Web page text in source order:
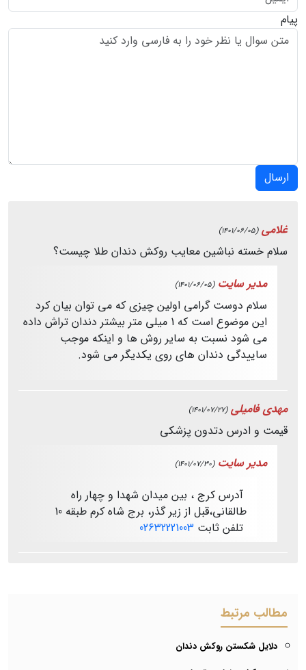
پیام
ارسال
غلامی (1401/06/05)
سلام خسته نباشین معایب روکش دندان طلا چیست؟
مدیر سایت (1401/06/05)
سلام دوست گرامی اولین چیزی که می توان بیان کرد
این موضوع است که 1 میلی متر بیشتر دندان تراش داده
می شود نسبت به سایر روش ها و اینکه موجب
ساییدگی دندان های روی یکدیگر می شود.
مهدی فامیلی (1401/07/27)
قیمت و ادرس دتدون پزشکی
مدیر سایت (1401/07/30)
آدرس کرج ، بین میدان شهدا و چهار راه
طالقانی،قبل از زیر گذر، برج شاه کرم طبقه 10
تلفن ثابت 02632221003
مطالب مرتبط
دلایل شکستن روکش دندان